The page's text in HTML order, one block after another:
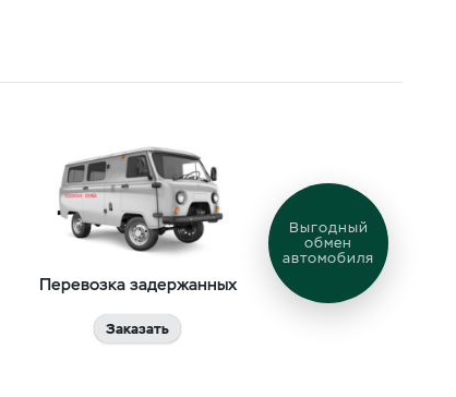
Перевозка задержанных
Заказать
Выгодный
обмен
автомобиля